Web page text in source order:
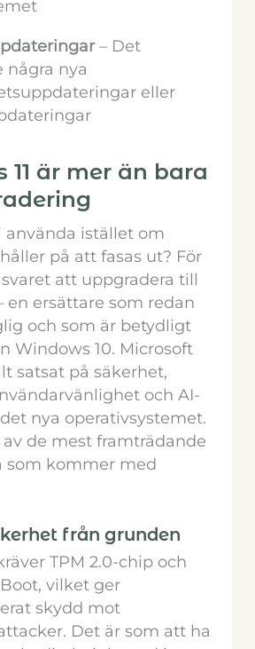
– Det
några nya
eller
11 är mer än bara
använda istället om
på att fasas ut? För
att uppgradera till
en ersättare som redan
och som är betydligt
Windows 10. Microsoft
satsat på säkerhet,
och AI-
nya operativsystemet.
av de mest framträdande
som kommer med
från grunden
TPM 2.0-chip och
vilket ger
skydd mot
Det är som att ha